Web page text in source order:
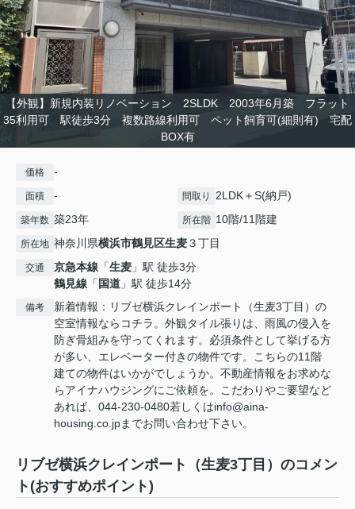
【外観】新規内装リノベーション 2SLDK 2003年6月築 フラット
35利用可 駅徒歩3分 複数路線利用可 ペット飼育可(細則有) 宅配
BOX有
価格 -
面積 - 間取り 2LDK＋S(納戸)
築年数 築23年 所在階 10階/11階建
所在地 神奈川県横浜市鶴見区生麦３丁目
交通 京急本線 「生麦 」駅 徒歩3分
鶴見線 「 国道 」駅 徒歩14分
備考
新着情報：リブゼ横浜クレインポート（生麦3丁目）の
空室情報ならコチラ。外観タイル張りは、雨風の侵入を
防ぎ骨組みを守ってくれます。必須条件として挙げる方
が多い、エレベーター付きの物件です。こちらの11階
建ての物件はいかがでしょうか。不動産情報をお求めな
らアイナハウジングにご依頼を。こだわりやご要望など
あれば、044-230-0480若しくはinfo@aina-
housing.co.jpまでお問い合わせ下さい。
リブゼ横浜クレインポート（生麦3丁目）のコメン
ト(おすすめポイント)